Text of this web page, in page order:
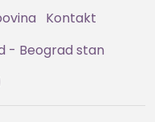
Kontakt
- Beograd stan